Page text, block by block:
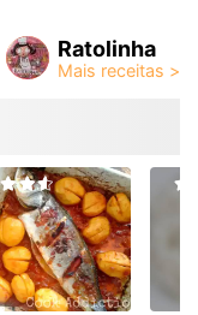
Ratolinha